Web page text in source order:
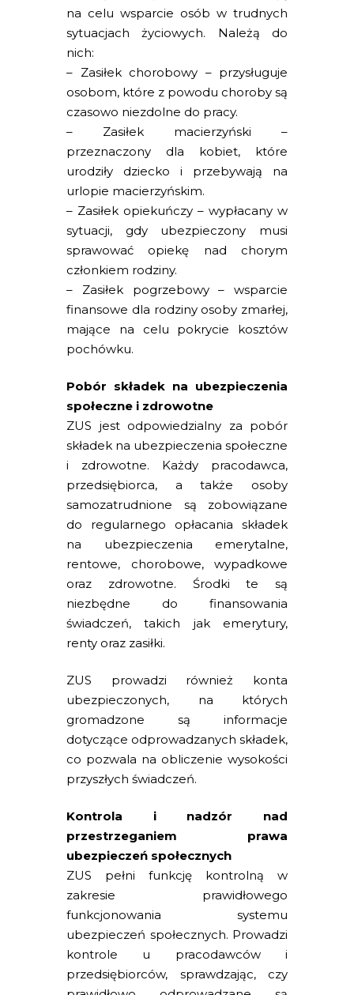
na celu wsparcie osób w trudnych
sytuacjach życiowych. Należą do
nich:
– Zasiłek chorobowy – przysługuje
osobom, które z powodu choroby są
czasowo niezdolne do pracy.
– Zasiłek macierzyński –
przeznaczony dla kobiet, które
urodziły dziecko i przebywają na
urlopie macierzyńskim.
– Zasiłek opiekuńczy – wypłacany w
sytuacji, gdy ubezpieczony musi
sprawować opiekę nad chorym
członkiem rodziny.
– Zasiłek pogrzebowy – wsparcie
finansowe dla rodziny osoby zmarłej,
mające na celu pokrycie kosztów
pochówku.
Pobór składek na ubezpieczenia
społeczne i zdrowotne
ZUS jest odpowiedzialny za pobór
składek na ubezpieczenia społeczne
i zdrowotne. Każdy pracodawca,
przedsiębiorca, a także osoby
samozatrudnione są zobowiązane
do regularnego opłacania składek
na ubezpieczenia emerytalne,
rentowe, chorobowe, wypadkowe
oraz zdrowotne. Środki te są
niezbędne do finansowania
świadczeń, takich jak emerytury,
renty oraz zasiłki.
ZUS prowadzi również konta
ubezpieczonych, na których
gromadzone są informacje
dotyczące odprowadzanych składek,
co pozwala na obliczenie wysokości
przyszłych świadczeń.
Kontrola i nadzór nad
przestrzeganiem prawa
ubezpieczeń społecznych
ZUS pełni funkcję kontrolną w
zakresie prawidłowego
funkcjonowania systemu
ubezpieczeń społecznych. Prowadzi
kontrole u pracodawców i
przedsiębiorców, sprawdzając, czy